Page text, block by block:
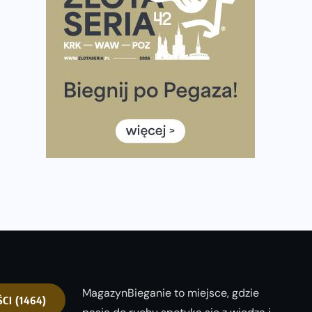
półmaratonem
Już w tę sobotę 35. Bieg Powstania Warszawskiego.
Wystartuje rekordowa liczba uczestników
poradnik przed startem
Ile razy w tygodniu biegać? 3 treningi wystarczą? Jak
często biegać, żeby robić postępy
Już w ten weekend! Przed nami Nocny Portowy
(1464)
MagazynBieganie to miejsce, gdzie